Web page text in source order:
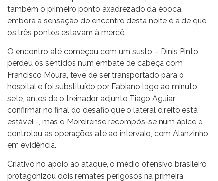
também o primeiro ponto axadrezado da época,
embora a sensação do encontro desta noite é a de que
os três pontos estavam à mercê.
O encontro até começou com um susto – Dinis Pinto
perdeu os sentidos num embate de cabeça com
Francisco Moura, teve de ser transportado para o
hospital e foi substituído por Fabiano logo ao minuto
sete, antes de o treinador adjunto Tiago Aguiar
confirmar no final do desafio que o lateral direito está
estável -, mas o Moreirense recompôs-se num ápice e
controlou as operações até ao intervalo, com Alanzinho
em evidência.
Criativo no apoio ao ataque, o médio ofensivo brasileiro
protagonizou dois remates perigosos na primeira